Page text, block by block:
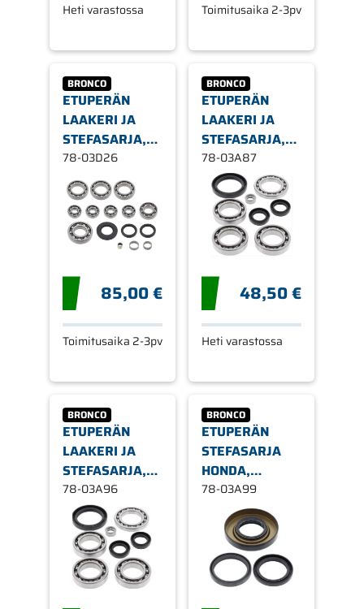
Heti varastossa Toimitusaika 2-3pv
BRONCO
ETUPERÄN
LAAKERI JA
STEFASARJA,
POLARIS,
TAAKSE
78-03D26
85,00 €
Toimitusaika 2-3pv
BRONCO
ETUPERÄN
LAAKERI JA
STEFASARJA,
YAMAHA,
ETEEN
78-03A87
48,50 €
Heti varastossa
BRONCO
ETUPERÄN
LAAKERI JA
STEFASARJA,
YAMAHA,
ETEEN
78-03A96
BRONCO
ETUPERÄN
STEFASARJA
HONDA,
TAAKSE
78-03A99